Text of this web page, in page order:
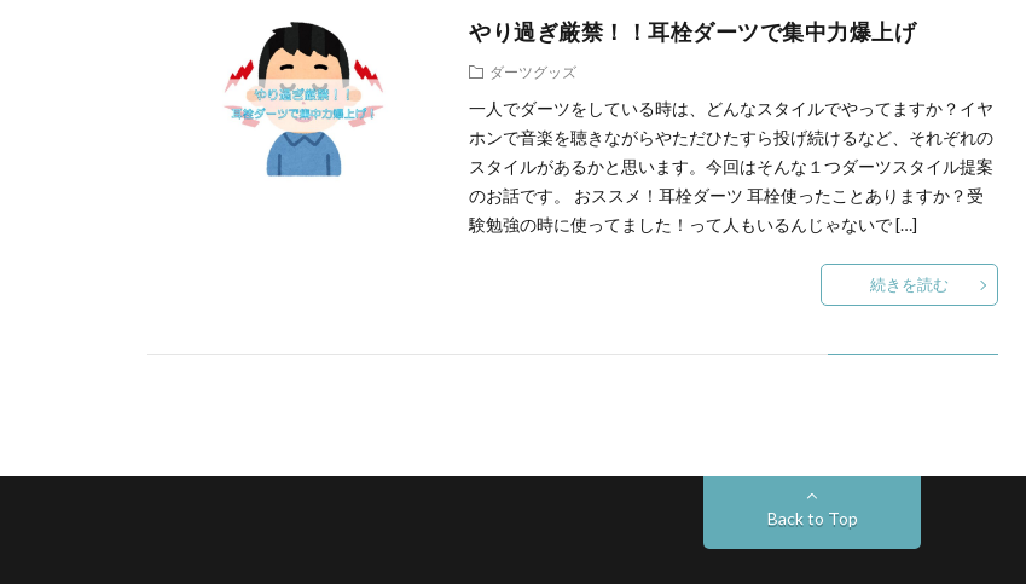
やり過ぎ厳禁！！耳栓ダーツで集中力爆上げ
ダーツグッズ
一人でダーツをしている時は、どんなスタイルでやってますか？イヤ
ホンで音楽を聴きながらやただひたすら投げ続けるなど、それぞれの
スタイルがあるかと思います。今回はそんな１つダーツスタイル提案
のお話です。 おススメ！耳栓ダーツ 耳栓使ったことありますか？受
験勉強の時に使ってました！って人もいるんじゃないで […]
続きを読む
Back to Top